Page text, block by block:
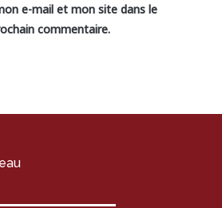
e-mail et mon site dans le
commentaire.